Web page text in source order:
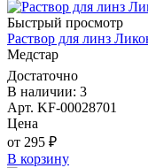
Быстрый просмотр
Раствор для линз
Медстар
Достаточно
В наличии: 3
Арт. KF-00028701
Цена
от 295 ₽
В корзину